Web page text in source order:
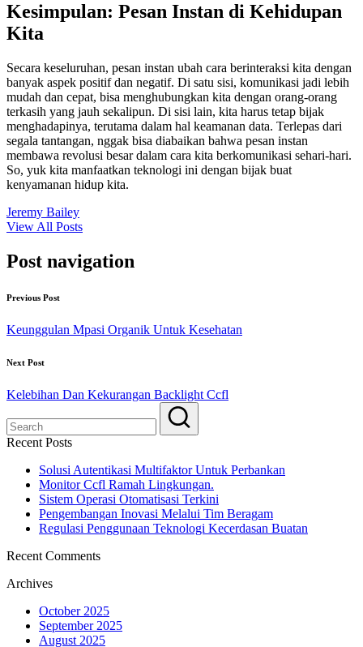
Kesimpulan: Pesan Instan di Kehidupan
Kita
Secara keseluruhan, pesan instan ubah cara berinteraksi kita dengan
banyak aspek positif dan negatif. Di satu sisi, komunikasi jadi lebih
mudah dan cepat, bisa menghubungkan kita dengan orang-orang
terkasih yang jauh sekalipun. Di sisi lain, kita harus tetap bijak
menghadapinya, terutama dalam hal keamanan data. Terlepas dari
segala tantangan, nggak bisa diabaikan bahwa pesan instan
membawa revolusi besar dalam cara kita berkomunikasi sehari-hari.
So, yuk kita manfaatkan teknologi ini dengan bijak buat
kenyamanan hidup kita.
Jeremy Bailey
View All Posts
Post navigation
Previous Post
Keunggulan Mpasi Organik Untuk Kesehatan
Next Post
Kelebihan Dan Kekurangan Backlight Ccfl
Recent Posts
Solusi Autentikasi Multifaktor Untuk Perbankan
Monitor Ccfl Ramah Lingkungan.
Sistem Operasi Otomatisasi Terkini
Pengembangan Inovasi Melalui Tim Beragam
Regulasi Penggunaan Teknologi Kecerdasan Buatan
Recent Comments
Archives
October 2025
September 2025
August 2025